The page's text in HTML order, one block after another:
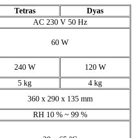
Tetras
Dyas
AC 230 V 50 Hz
60 W
240 W
120 W
5 kg
4 kg
360 x 290 x 135 mm
RH 10 % ~ 99 %